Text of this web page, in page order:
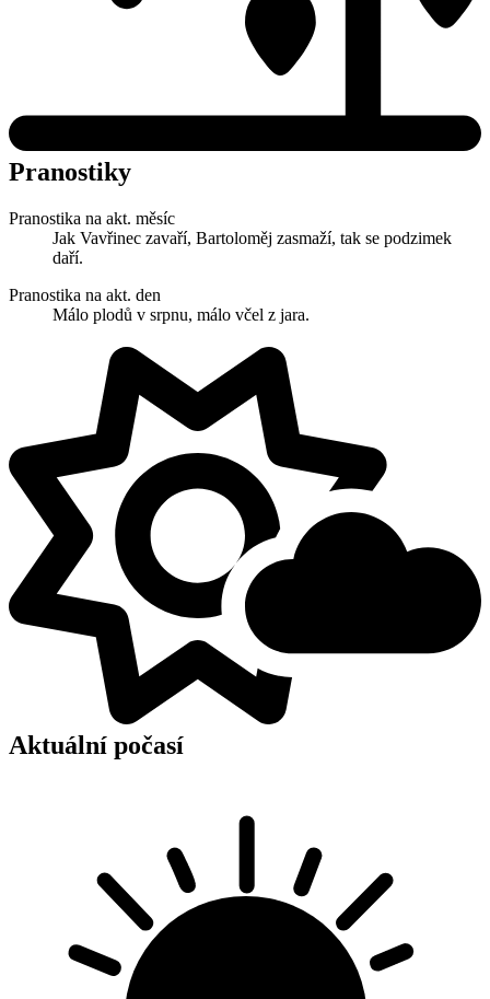
Pranostiky
Pranostika na akt. měsíc
Jak Vavřinec zavaří, Bartoloměj zasmaží, tak se podzimek
daří.
Pranostika na akt. den
Málo plodů v srpnu, málo včel z jara.
Aktuální počasí